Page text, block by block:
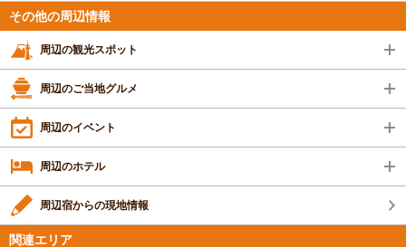
その他の周辺情報
周辺の観光スポット
周辺のご当地グルメ
周辺のイベント
周辺のホテル
周辺宿からの現地情報
関連エリア